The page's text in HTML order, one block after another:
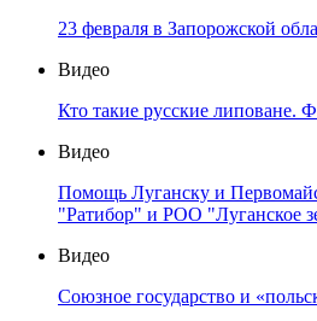
23 февраля в Запорожской
Видео
Кто такие русские липоване.
Видео
Помощь Луганску и
"Ратибор" и РОО "Луганское
Видео
Союзное государство и